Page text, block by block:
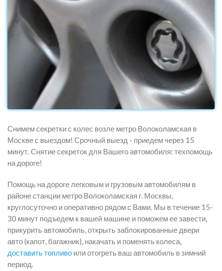
Снимем секретки с колес возле метро Волоколамская в
Москве с выездом! Срочный выезд - приедем через 15
минут. Снятие секреток для Вашего автомобиля: техпомощь
на дороге!
Помощь на дороге легковым и грузовым автомобилям в
районе станции метро Волоколамская г. Москвы,
круглосуточно и оперативно рядом с Вами. Мы в течение 15-
30 минут подъедем к вашей машине и поможем ее завести,
прикурить автомобиль, открыть заблокированные двери
авто (капот, багажник), накачать и поменять колеса,
доставить топливо или отогреть ваш автомобиль в зимний
период.